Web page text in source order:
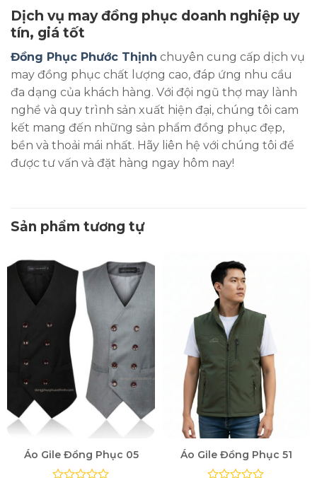
Dịch vụ may đồng phục doanh nghiệp uy
tín, giá tốt
Đồng Phục Phước Thịnh chuyên cung cấp dịch vụ
may đồng phục chất lượng cao, đáp ứng nhu cầu
đa dạng của khách hàng. Với đội ngũ thợ may lành
nghề và quy trình sản xuất hiện đại, chúng tôi cam
kết mang đến những sản phẩm đồng phục đẹp,
bền và thoải mái nhất. Hãy liên hệ với chúng tôi để
được tư vấn và đặt hàng ngay hôm nay!
Sản phẩm tương tự
Áo Gile Đồng Phục 05 Áo Gile Đồng Phục 51